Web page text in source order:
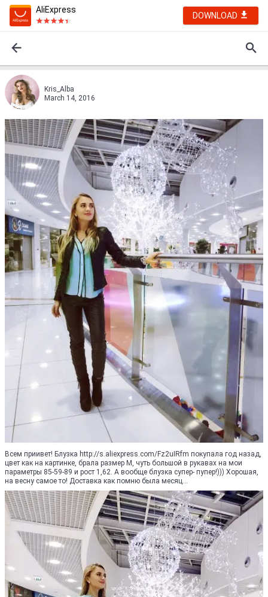
AliExpress
DOWNLOAD
Kris_Alba
March 14, 2016
Всем приивет! Блузка http://s.aliexpress.com/Fz2uIRfm покупала год назад,
цвет как на картинке, брала размер М, чуть большой в рукавах на мои
параметры 85-59-89 и рост 1,62. А вообще блузка супер- пупер!))) Хорошая,
на весну самое то! Доставка как помню была месяц...